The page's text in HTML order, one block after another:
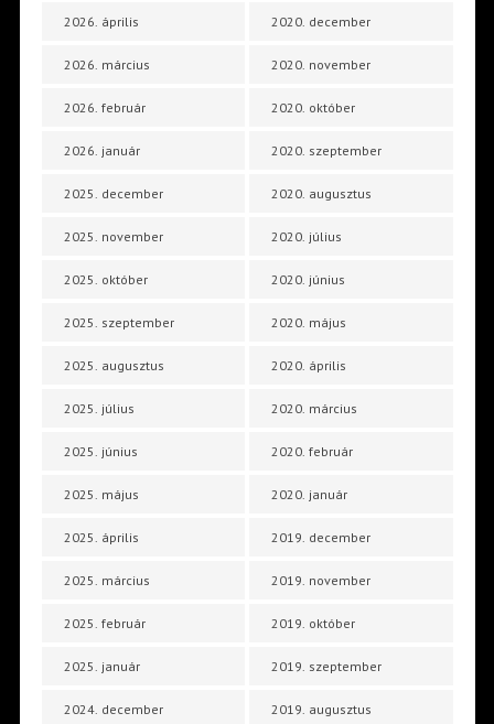
2026. április
2026. március
2026. február
2026. január
2025. december
2025. november
2025. október
2025. szeptember
2025. augusztus
2025. július
2025. június
2025. május
2025. április
2025. március
2025. február
2025. január
2024. december
2020. december
2020. november
2020. október
2020. szeptember
2020. augusztus
2020. július
2020. június
2020. május
2020. április
2020. március
2020. február
2020. január
2019. december
2019. november
2019. október
2019. szeptember
2019. augusztus